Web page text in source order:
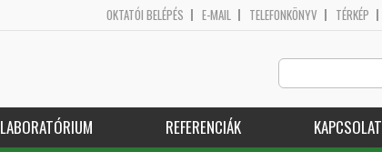
OKTATÓI BELÉPÉS E-MAIL TELEFONKÖNYV TÉRKÉP
LABORATÓRIUM REFERENCIÁK KAPCSOLAT